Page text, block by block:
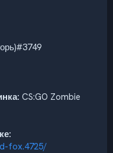
CS:GO Zombie
fox.4725/